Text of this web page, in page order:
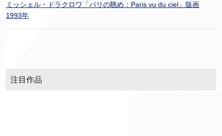
ミッシェル・ドラクロワ「パリの眺め：Paris vu du ciel」版画
1993年
注目作品